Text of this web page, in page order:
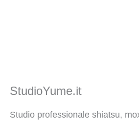
StudioYume.it
Studio professionale shiatsu,